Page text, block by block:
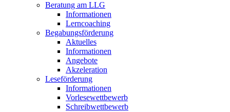
Beratung am LLG
Informationen
Lerncoaching
Begabungsförderung
Aktuelles
Informationen
Angebote
Akzeleration
Leseförderung
Informationen
Vorlesewettbewerb
Schreibwettbewerb